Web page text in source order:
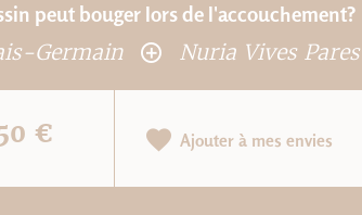
peut bouger lors de l'accouchement?
Germain Nuria Vives Pares
€ Ajouter à mes envies